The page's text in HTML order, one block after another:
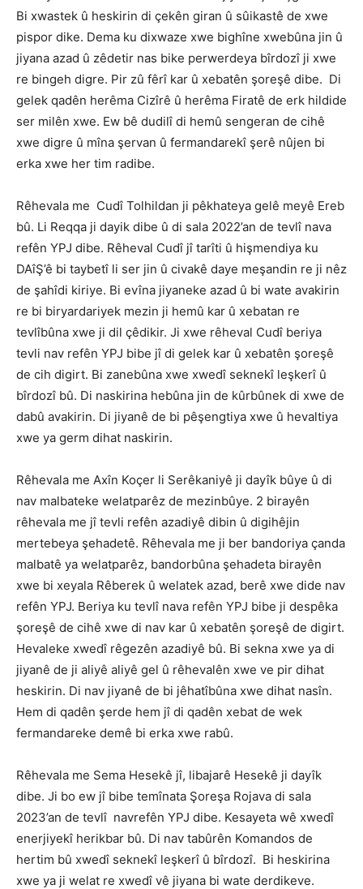
Bi xwastek û heskirin di çekên giran û sûikastê de xwe
pispor dike. Dema ku dixwaze xwe bighîne xwebûna jin û
jiyana azad û zêdetir nas bike perwerdeya bîrdozî ji xwe
re bingeh digre. Pir zû fêrî kar û xebatên şoreşê dibe. Di
gelek qadên herêma Cizîrê û herêma Firatê de erk hildide
ser milên xwe. Ew bê dudilî di hemû sengeran de cihê
xwe digre û mîna şervan û fermandarekî şerê nûjen bi
erka xwe her tim radibe.
Rêhevala me Cudî Tolhildan ji pêkhateya gelê meyê Ereb
bû. Li Reqqa ji dayik dibe û di sala 2022’an de tevlî nava
refên YPJ dibe. Rêheval Cudî jî tarîti û hişmendiya ku
DAîŞ’ê bi taybetî li ser jin û civakê daye meşandin re ji nêz
de şahîdi kiriye. Bi evîna jiyaneke azad û bi wate avakirin
re bi biryardariyek mezin ji hemû kar û xebatan re
tevlîbûna xwe ji dil çêdikir. Ji xwe rêheval Cudî beriya
tevli nav refên YPJ bibe jî di gelek kar û xebatên şoreşê
de cih digirt. Bi zanebûna xwe xwedî seknekî leşkerî û
bîrdozî bû. Di naskirina hebûna jin de kûrbûnek di xwe de
dabû avakirin. Di jiyanê de bi pêşengtiya xwe û hevaltiya
xwe ya germ dihat naskirin.
Rêhevala me Axîn Koçer li Serêkaniyê ji dayîk bûye û di
nav malbateke welatparêz de mezinbûye. 2 birayên
rêhevala me jî tevli refên azadiyê dibin û digihêjin
mertebeya şehadetê. Rêhevala me ji ber bandoriya çanda
malbatê ya welatparêz, bandorbûna şehadeta birayên
xwe bi xeyala Rêberek û welatek azad, berê xwe dide nav
refên YPJ. Beriya ku tevlî nava refên YPJ bibe ji despêka
şoreşê de cihê xwe di nav kar û xebatên şoreşê de digirt.
Hevaleke xwedî rêgezên azadiyê bû. Bi sekna xwe ya di
jiyanê de ji aliyê aliyê gel û rêhevalên xwe ve pir dihat
heskirin. Di nav jiyanê de bi jêhatîbûna xwe dihat nasîn.
Hem di qadên şerde hem jî di qadên xebat de wek
fermandareke demê bi erka xwe rabû.
Rêhevala me Sema Hesekê jî, libajarê Hesekê ji dayîk
dibe. Ji bo ew jî bibe temînata Şoreşa Rojava di sala
2023’an de tevlî navrefên YPJ dibe. Kesayeta wê xwedî
enerjiyekî herikbar bû. Di nav tabûrên Komandos de
hertim bû xwedî seknekî leşkerî û bîrdozî. Bi heskirina
xwe ya ji welat re xwedî vê jiyana bi wate derdikeve.